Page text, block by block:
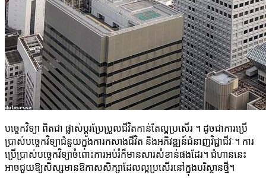
បច្ចេកវិទ្យា ពិតជា ផ្លាស់ប្តូរប្រែប្រួលជីវិតកាន់តែល្អប្រសើរ ។ ដូចជាការប្រើ
ប្រាស់បច្ចេកវិទ្យាជំនួយក្នុងការកសាងជីវិត និងអភិវឌ្ឍន៍ជំនាញវិជ្ជាជីវៈ។ ការ
ប្រើប្រាស់បច្ចេកវិទ្យាចំពោះការអប់រំក៏មានសារសំខាន់ផងដែរ។ ជំហាននេះ
អាចជួយឱ្យសិស្សមានឱកាសសិក្សាដែលល្អប្រសើរនៅក្នុងបរិស្ថានថ្មី។